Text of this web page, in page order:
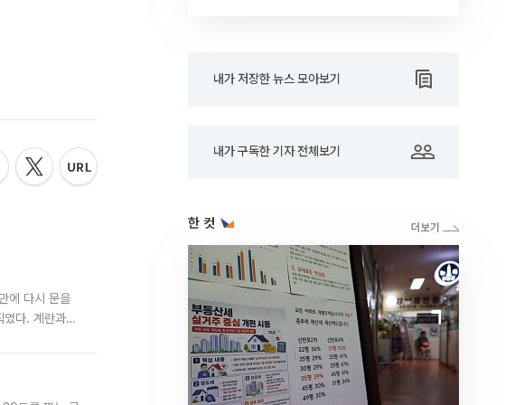
에 다시 문을
였다. 계란과
내가 저장한 뉴스 모아보기
내가 구독한 기자 전체보기
한 컷